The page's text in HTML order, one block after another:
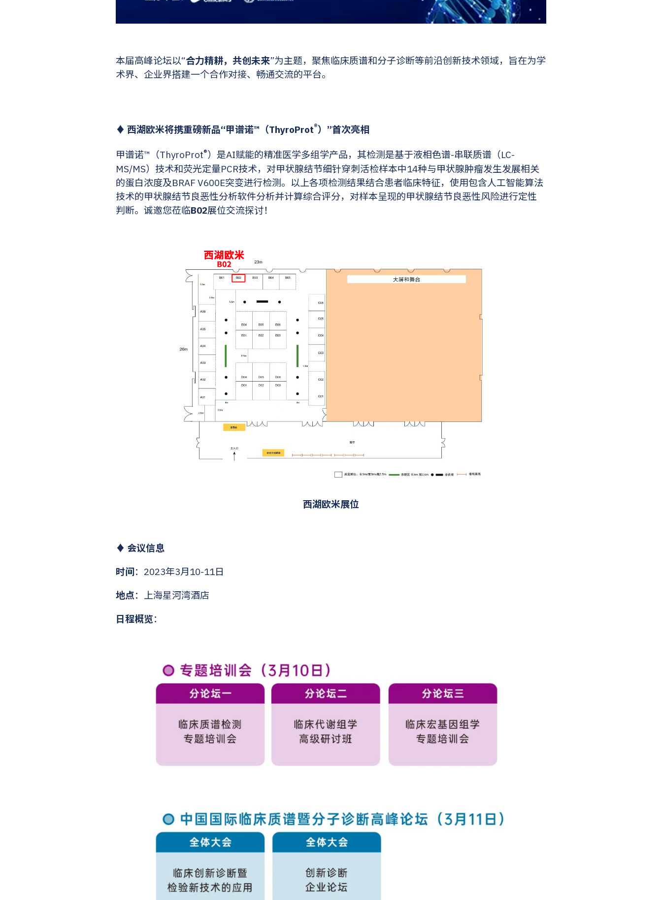
本届高峰论坛以“合力精耕，共创未来”为主题，聚焦临床质谱和分子诊断等前沿创新技术领域，旨在为学
术界、企业界搭建一个合作对接、畅通交流的平台。
♦ 西湖欧米将携重磅新品“甲谱诺™（ThyroProt®）”首次亮相
甲谱诺™（ThyroProt®）是AI赋能的精准医学多组学产品，其检测是基于液相色谱-串联质谱（LC-
MS/MS）技术和荧光定量PCR技术，对甲状腺结节细针穿刺活检样本中14种与甲状腺肿瘤发生发展相关
的蛋白浓度及BRAF V600E突变进行检测。以上各项检测结果结合患者临床特征，使用包含人工智能算法
技术的甲状腺结节良恶性分析软件分析并计算综合评分，对样本呈现的甲状腺结节良恶性风险进行定性
判断。诚邀您莅临B02展位交流探讨！
西湖欧米展位
♦ 会议信息
时间：2023年3月10-11日
地点：上海星河湾酒店
日程概览：